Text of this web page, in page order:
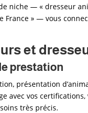
niche — « dresseur
France » — vous
et
prestation
présentation
avec vos
très précis.